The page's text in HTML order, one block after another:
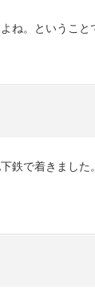
ね。ということ
鉄で着きました。